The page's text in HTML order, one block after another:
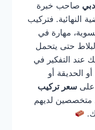
صاحب خبرة
النهائية. فتركيب
مهارة في
حتى يتحمل
عند التفكير في
الحديقة أو
على سعر تركيب
متخصصين لديهم